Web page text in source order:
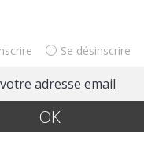
Se désinscrire